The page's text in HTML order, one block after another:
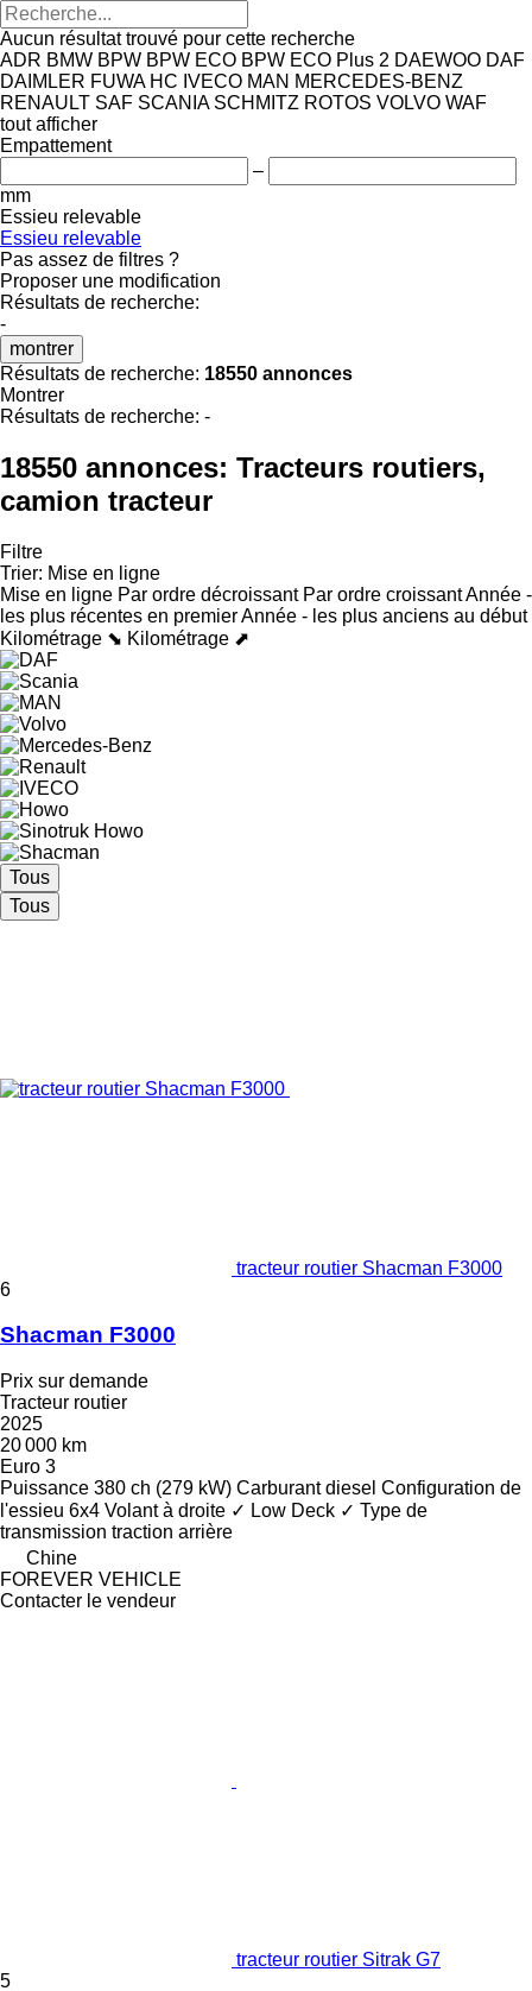
Aucun résultat trouvé pour cette recherche
ADR BMW BPW BPW ECO BPW ECO Plus 2 DAEWOO DAF
DAIMLER FUWA HC IVECO MAN MERCEDES-BENZ
RENAULT SAF SCANIA SCHMITZ ROTOS VOLVO WAF
tout afficher
Empattement
–
mm
Essieu relevable
Essieu relevable
Pas assez de filtres ?
Proposer une modification
Résultats de recherche:
-
montrer
Résultats de recherche: 18550 annonces
Montrer
Résultats de recherche: -
18550 annonces: Tracteurs routiers,
camion tracteur
Filtre
Trier: Mise en ligne
Mise en ligne Par ordre décroissant Par ordre croissantAnnée -
les plus récentes en premierAnnée - les plus anciens au début
Kilométrage ⬊ Kilométrage ⬈
Tous
Tous
tracteur routier Shacman F3000
6
Shacman F3000
Prix sur demande
Tracteur routier
2025
20 000 km
Euro 3
Puissance 380 ch (279 kW) Carburant diesel Configuration de
l'essieu 6x4 Volant à droite ✓ Low Deck ✓ Type de
transmission traction arrière
Chine
FOREVER VEHICLE
Contacter le vendeur
tracteur routier Sitrak G7
5